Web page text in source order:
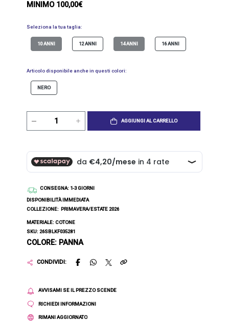
MINIMO 100,00€
Seleziona la tua taglia:
10 ANNI 12 ANNI 14 ANNI 16 ANNI
Articolo disponibile anche in questi colori:
NERO
AGGIUNGI AL CARRELLO
CONSEGNA: 1-3 GIORNI
DISPONIBILITÀ IMMEDIATA
COLLEZIONE: PRIMAVERA/ESTATE 2026
MATERIALE: COTONE
SKU: 26SBLKF035281
COLORE: PANNA
CONDIVIDI:
AVVISAMI SE IL PREZZO SCENDE
RICHIEDI INFORMAZIONI
RIMANI AGGIORNATO